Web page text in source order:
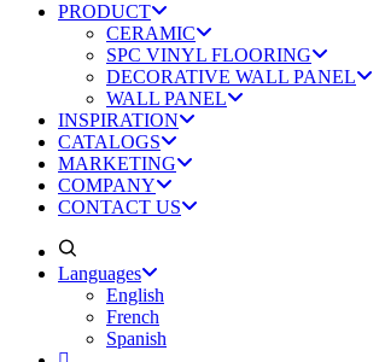
PRODUCT
CERAMIC
SPC VINYL FLOORING
DECORATIVE WALL PANEL
WALL PANEL
INSPIRATION
CATALOGS
MARKETING
COMPANY
CONTACT US
Languages
English
French
Spanish